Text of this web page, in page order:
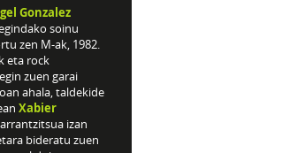
Gonzalez
soinu
zen M-ak, 1982.
eta rock
zuen garai
ahala, taldekide
Xabier
izan
bideratu zuen